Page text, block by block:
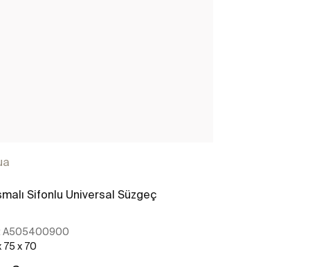
Sifonlu Universal Süzgeç
A505400900
75 x 70